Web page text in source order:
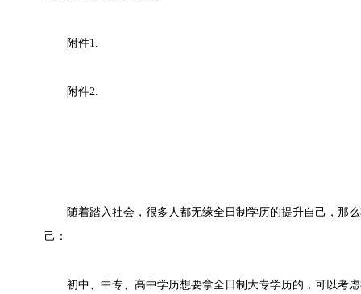
附件1.
附件2.
随着踏入社会，很多人都无缘全日制学历的提升自己，那么
己：
初中、中专、高中学历想要拿全日制大专学历的，可以考虑